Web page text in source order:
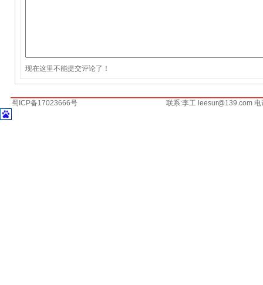
现在这里不能提交评论了！
蜀ICP备17023666号 联系:李工 leesur@139.com